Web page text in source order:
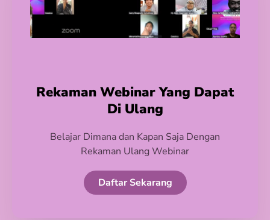
Rekaman Webinar Yang Dapat
Di Ulang
Belajar Dimana dan Kapan Saja Dengan
Rekaman Ulang Webinar
Daftar Sekarang